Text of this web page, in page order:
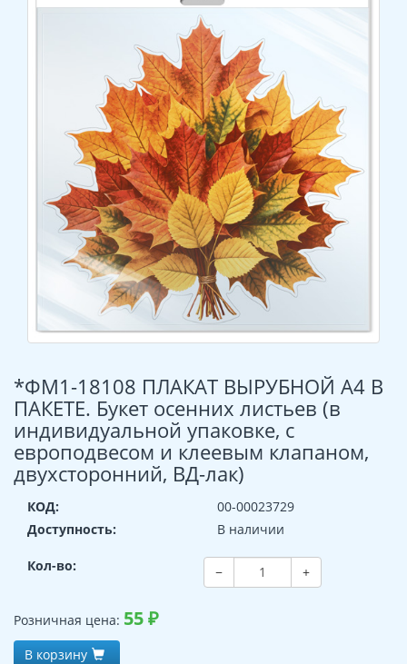
*ФМ1-18108 ПЛАКАТ ВЫРУБНОЙ А4 В
ПАКЕТЕ. Букет осенних листьев (в
индивидуальной упаковке, с
европодвесом и клеевым клапаном,
двухсторонний, ВД-лак)
КОД:
00-00023729
Доступность:
В наличии
Кол-во: − +
Розничная цена: 55₽
В корзину